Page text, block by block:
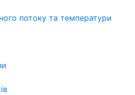
потоку та температури